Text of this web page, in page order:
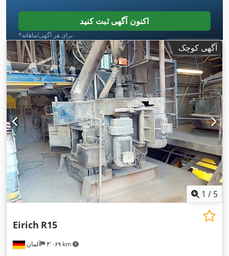
اکنون آگهی ثبت کنید
*برای هر آگهی/ماهانه
آگهی کوچک
1 / 5
آلمان ۴٬۰۶۹ km
Eirich R15